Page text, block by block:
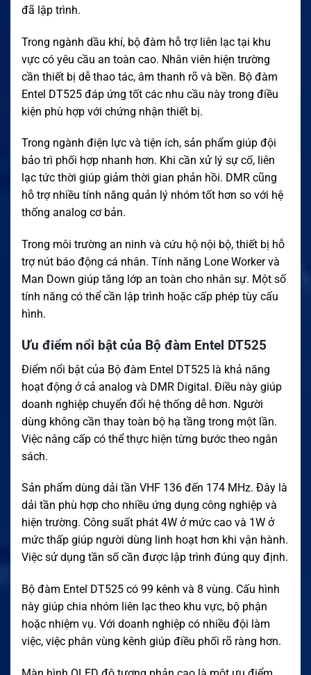
đã lập trình.
Trong ngành dầu khí, bộ đàm hỗ trợ liên lạc tại khu
vực có yêu cầu an toàn cao. Nhân viên hiện trường
cần thiết bị dễ thao tác, âm thanh rõ và bền. Bộ đàm
Entel DT525 đáp ứng tốt các nhu cầu này trong điều
kiện phù hợp với chứng nhận thiết bị.
Trong ngành điện lực và tiện ích, sản phẩm giúp đội
bảo trì phối hợp nhanh hơn. Khi cần xử lý sự cố, liên
lạc tức thời giúp giảm thời gian phản hồi. DMR cũng
hỗ trợ nhiều tính năng quản lý nhóm tốt hơn so với hệ
thống analog cơ bản.
Trong môi trường an ninh và cứu hộ nội bộ, thiết bị hỗ
trợ nút báo động cá nhân. Tính năng Lone Worker và
Man Down giúp tăng lớp an toàn cho nhân sự. Một số
tính năng có thể cần lập trình hoặc cấp phép tùy cấu
hình.
Ưu điểm nổi bật của Bộ đàm Entel DT525
Điểm nổi bật của Bộ đàm Entel DT525 là khả năng
hoạt động ở cả analog và DMR Digital. Điều này giúp
doanh nghiệp chuyển đổi hệ thống dễ hơn. Người
dùng không cần thay toàn bộ hạ tầng trong một lần.
Việc nâng cấp có thể thực hiện từng bước theo ngân
sách.
Sản phẩm dùng dải tần VHF 136 đến 174 MHz. Đây là
dải tần phù hợp cho nhiều ứng dụng công nghiệp và
hiện trường. Công suất phát 4W ở mức cao và 1W ở
mức thấp giúp người dùng linh hoạt hơn khi vận hành.
Việc sử dụng tần số cần được lập trình đúng quy định.
Bộ đàm Entel DT525 có 99 kênh và 8 vùng. Cấu hình
này giúp chia nhóm liên lạc theo khu vực, bộ phận
hoặc nhiệm vụ. Với doanh nghiệp có nhiều đội làm
việc, việc phân vùng kênh giúp điều phối rõ ràng hơn.